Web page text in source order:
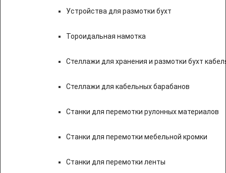
Устройства для размотки бухт
Тороидальная намотка
Стеллажи для хранения и размотки бухт
Стеллажи для кабельных барабанов
Станки для перемотки рулонных материалов
Станки для перемотки мебельной кромки
Станки для перемотки ленты